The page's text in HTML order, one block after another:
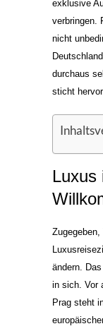
exklusive
verbringen.
nicht
durchaus
sticht hervor.
Luxus
ändern.
in sich. Vor
Prag steht